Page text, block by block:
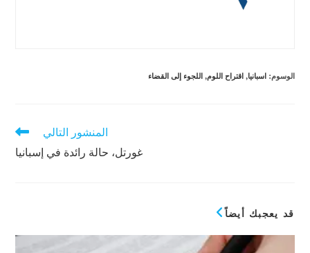
الوسوم:اسبانيا, اقتراح اللوم, اللجوء إلى القضاء
المنشور التالي
غورتل، حالة رائدة في إسبانيا
قد يعجبك أيضاً